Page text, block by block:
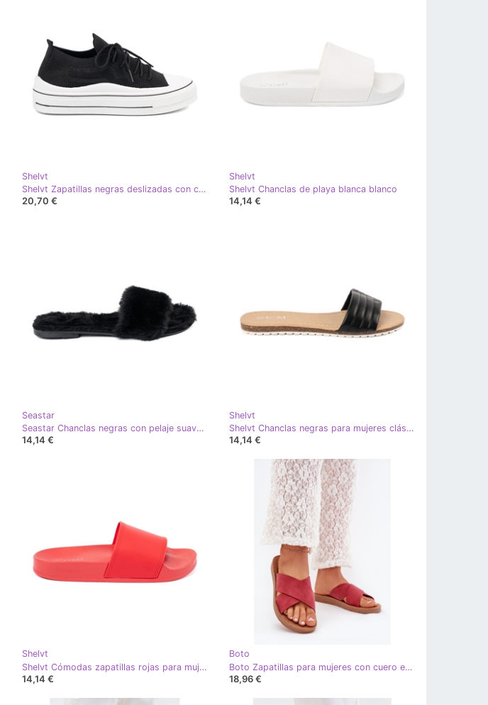
Shelvt
Shelvt Zapatillas negras deslizadas con cordones decorativos negro
20,70 €
Shelvt
Shelvt Chanclas de playa blanca blanco
14,14 €
Seastar
Seastar Chanclas negras con pelaje suave negro
14,14 €
Shelvt
Shelvt Chanclas negras para mujeres clásicas en una suela plana negro
14,14 €
Shelvt
Shelvt Cómodas zapatillas rojas para mujeres rojo
14,14 €
Boto
Boto Zapatillas para mujeres con cuero ecológico Borgoña Lorana rojo
18,96 €